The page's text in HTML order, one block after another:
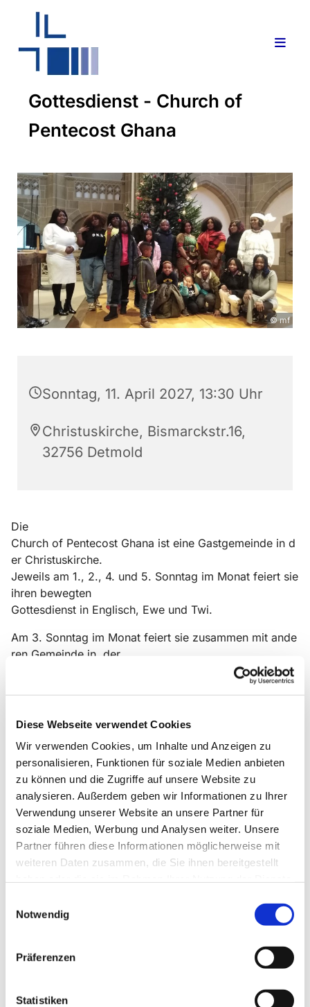
Diese Webseite verwendet Cookies
Wir verwenden Cookies, um Inhalte und Anzeigen zu
personalisieren, Funktionen für soziale Medien anbieten
zu können und die Zugriffe auf unsere Website zu
analysieren. Außerdem geben wir Informationen zu Ihrer
Verwendung unserer Website an unsere Partner für
soziale Medien, Werbung und Analysen weiter. Unsere
Partner führen diese Informationen möglicherweise mit
weiteren Daten zusammen, die Sie ihnen bereitgestellt
Notwendig
Präferenzen
Statistiken
Gottesdienst - Church of
Pentecost Ghana
© mf
Sonntag, 11. April 2027, 13:30 Uhr
Christuskirche, Bismarckstr.16,
32756 Detmold
Die
Church of Pentecost Ghana ist eine Gastgemeinde in d
er Christuskirche.
Jeweils am 1., 2., 4. und 5. Sonntag im Monat feiert sie
ihren bewegten
Gottesdienst in Englisch, Ewe und Twi.
Am 3. Sonntag im Monat feiert sie zusammen mit ande
ren Gemeinde in der
Christuskirche "The whole world in wordship" - den Int